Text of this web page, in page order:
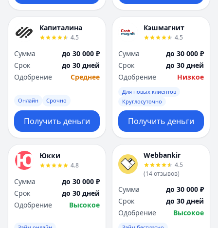
Капиталина
4.5
Сумма
до 30 000 ₽
Срок
до 30 дней
Одобрение
Среднее
Онлайн Срочно
Получить деньги
Кэшмагнит
4.5
Сумма
до 30 000 ₽
Срок
до 30 дней
Одобрение
Низкое
Для новых клиентов
Круглосуточно
Получить деньги
Юкки
4.8
Сумма
до 30 000 ₽
Срок
до 30 дней
Одобрение
Высокое
Webbankir
4.5
(14отзывов)
Сумма
до 30 000 ₽
Срок
до 30 дней
Одобрение
Высокое